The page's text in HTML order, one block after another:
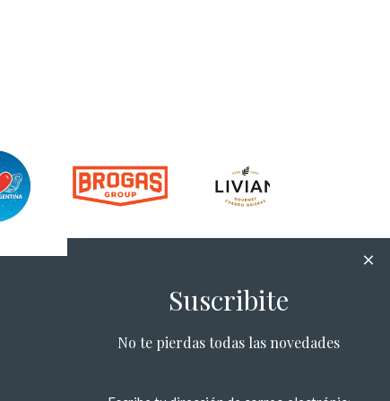
Suscribite
No te pierdas todas las novedades